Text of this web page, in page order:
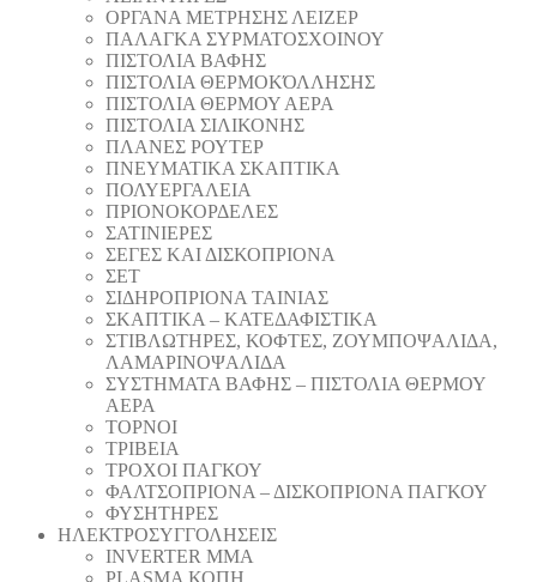
ΟΡΓΑΝΑ ΜΕΤΡΗΣΗΣ ΛΕΙΖΕΡ
ΠΑΛΑΓΚΑ ΣΥΡΜΑΤΟΣΧΟΙΝΟΥ
ΠΙΣΤΟΛΙΑ ΒΑΦΗΣ
ΠΙΣΤΟΛΙΑ ΘΕΡΜΟΚΌΛΛΗΣΗΣ
ΠΙΣΤΟΛΙΑ ΘΕΡΜΟΥ ΑΕΡΑ
ΠΙΣΤΟΛΙΑ ΣΙΛΙΚΟΝΗΣ
ΠΛΑΝΕΣ ΡΟΥΤΕΡ
ΠΝΕΥΜΑΤΙΚΑ ΣΚΑΠΤΙΚΑ
ΠΟΛΥΕΡΓΑΛΕΙΑ
ΠΡΙΟΝΟΚΟΡΔΕΛΕΣ
ΣΑΤΙΝΙΕΡΕΣ
ΣΕΓΕΣ ΚΑΙ ΔΙΣΚΟΠΡΙΟΝΑ
ΣΕΤ
ΣΙΔΗΡΟΠΡΙΟΝΑ ΤΑΙΝΙΑΣ
ΣΚΑΠΤΙΚΑ – ΚΑΤΕΔΑΦΙΣΤΙΚΑ
ΣΤΙΒΛΩΤΗΡΕΣ, ΚΟΦΤΕΣ, ΖΟΥΜΠΟΨΑΛΙΔΑ,
ΛΑΜΑΡΙΝΟΨΑΛΙΔΑ
ΣΥΣΤΗΜΑΤΑ ΒΑΦΗΣ – ΠΙΣΤΟΛΙΑ ΘΕΡΜΟΥ
ΑΕΡΑ
ΤΟΡΝΟΙ
ΤΡΙΒΕΙΑ
ΤΡΟΧΟΙ ΠΑΓΚΟΥ
ΦΑΛΤΣΟΠΡΙΟΝΑ – ΔΙΣΚΟΠΡΙΟΝΑ ΠΑΓΚΟΥ
ΦΥΣΗΤΗΡΕΣ
ΗΛΕΚΤΡΟΣΥΓΓΟΛΗΣΕΙΣ
INVERTER MMA